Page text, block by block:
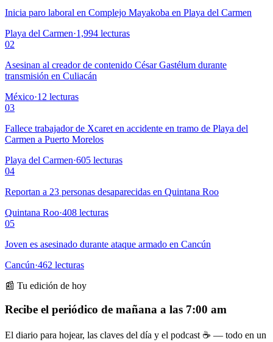
Inicia paro laboral en Complejo Mayakoba en Playa del Carmen
Playa del Carmen·1,994 lecturas
02
Asesinan al creador de contenido César Gastélum durante
transmisión en Culiacán
México·12 lecturas
03
Fallece trabajador de Xcaret en accidente en tramo de Playa del
Carmen a Puerto Morelos
Playa del Carmen·605 lecturas
04
Reportan a 23 personas desaparecidas en Quintana Roo
Quintana Roo·408 lecturas
05
Joven es asesinado durante ataque armado en Cancún
Cancún·462 lecturas
📰 Tu edición de hoy
Recibe el periódico de mañana a las 7:00 am
El diario para hojear, las claves del día y el podcast ☕ — todo en un